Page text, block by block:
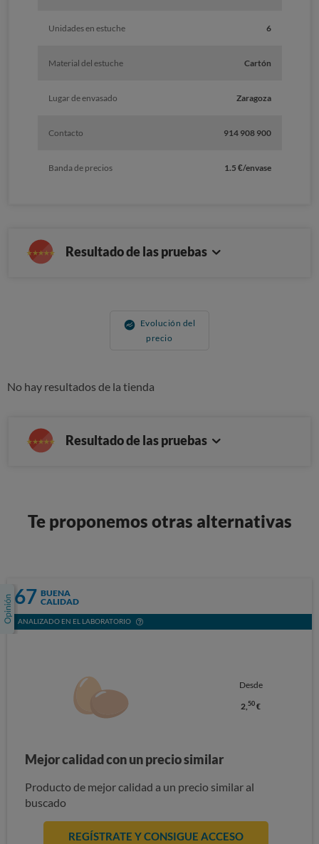
Unidades en estuche 6
Material del estuche Cartón
Lugar de envasado Zaragoza
Contacto 914 908 900
Banda de precios 1.5 €/envase
Resultado de las pruebas
Evolución del
precio
No hay resultados de la tienda
Resultado de las pruebas
Te proponemos otras alternativas
67 BUENA
CALIDAD
ANALIZADO EN EL LABORATORIO
Desde
2,50 €
Mejor calidad con un precio similar
Producto de mejor calidad a un precio similar al
buscado
REGÍSTRATE Y CONSIGUE ACCESO